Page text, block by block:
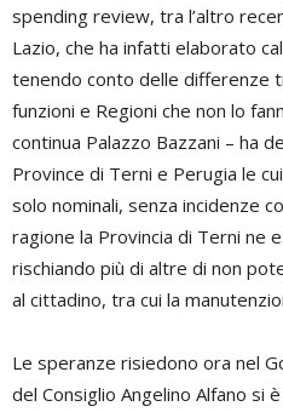
spending review, tra l’altro
Lazio, che ha infatti elaborato
tenendo conto delle differenze
funzioni e Regioni che non lo
continua Palazzo Bazzani – ha
Province di Terni e Perugia le
solo nominali, senza incidenze
ragione la Provincia di Terni ne
rischiando più di altre di non
al cittadino, tra cui la
Le speranze risiedono ora nel
del Consiglio Angelino Alfano si